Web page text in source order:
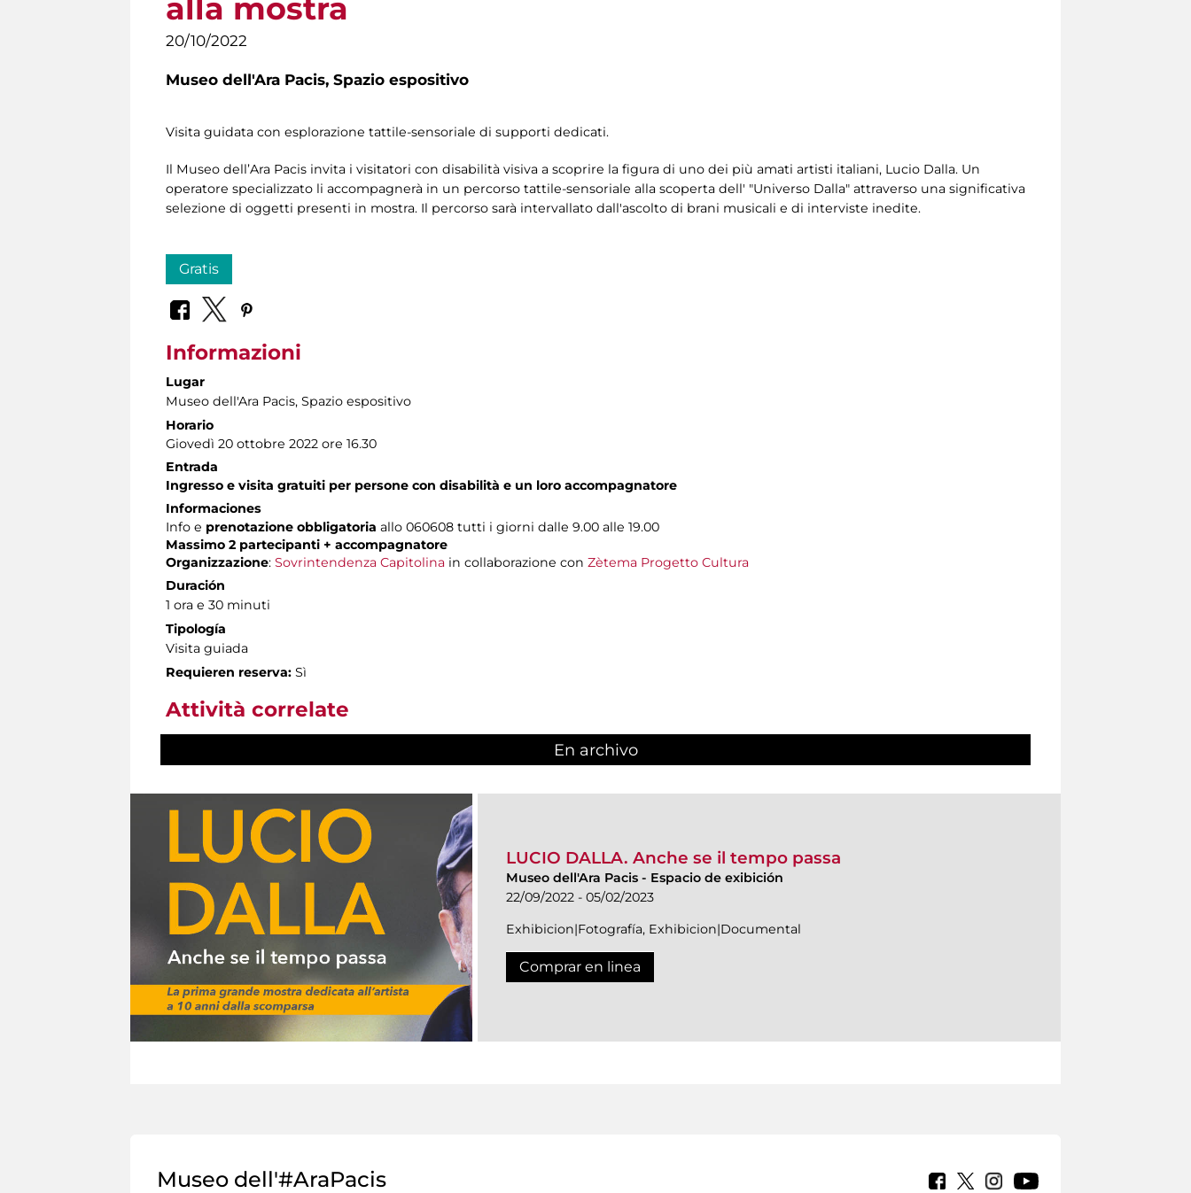
alla mostra
20/10/2022
Museo dell'Ara Pacis, Spazio espositivo
Visita guidata con esplorazione tattile-sensoriale di supporti dedicati.
Il Museo dell’Ara Pacis invita i visitatori con disabilità visiva a scoprire la figura di uno dei più amati artisti italiani, Lucio Dalla. Un
operatore specializzato li accompagnerà in un percorso tattile-sensoriale alla scoperta dell' "Universo Dalla" attraverso una significativa
selezione di oggetti presenti in mostra. Il percorso sarà intervallato dall'ascolto di brani musicali e di interviste inedite.
Gratis
Informazioni
Lugar
Museo dell'Ara Pacis, Spazio espositivo
Horario
Giovedì 20 ottobre 2022 ore 16.30
Entrada
Ingresso e visita gratuiti per persone con disabilità e un loro accompagnatore
Informaciones
Info e prenotazione obbligatoria allo 060608 tutti i giorni dalle 9.00 alle 19.00
Massimo 2 partecipanti + accompagnatore
Organizzazione: Sovrintendenza Capitolina in collaborazione con Zètema Progetto Cultura
Duración
1 ora e 30 minuti
Tipología
Visita guiada
Requieren reserva: Sì
Attività correlate
En archivo
LUCIO DALLA. Anche se il tempo passa
Museo dell'Ara Pacis - Espacio de exibición
22/09/2022 - 05/02/2023
Exhibicion|Fotografía, Exhibicion|Documental
Comprar en linea
Museo dell'#AraPacis